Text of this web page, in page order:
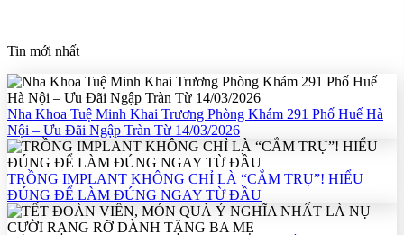
Tin mới nhất
Nha Khoa Tuệ Minh Khai Trương Phòng Khám 291 Phố Huế Hà
Nội – Ưu Đãi Ngập Tràn Từ 14/03/2026
TRỒNG IMPLANT KHÔNG CHỈ LÀ “CẮM TRỤ”! HIỂU
ĐÚNG ĐỂ LÀM ĐÚNG NGAY TỪ ĐẦU